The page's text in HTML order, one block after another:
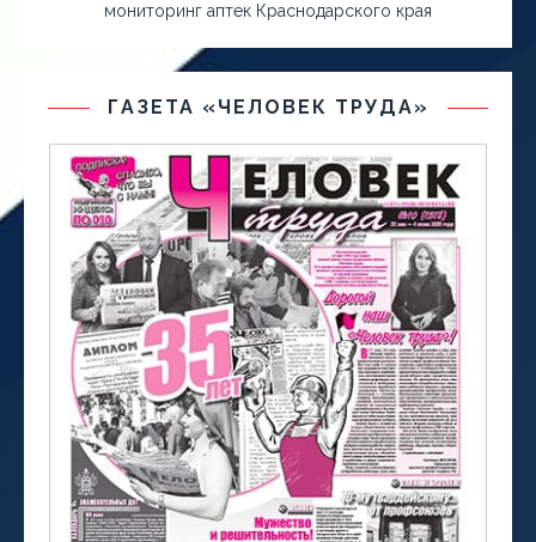
мониторинг аптек Краснодарского края
ГАЗЕТА «ЧЕЛОВЕК ТРУДА»